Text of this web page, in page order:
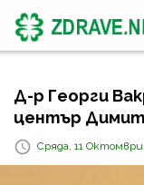
Д-р Георги
център
Сряда, 11 Октомври